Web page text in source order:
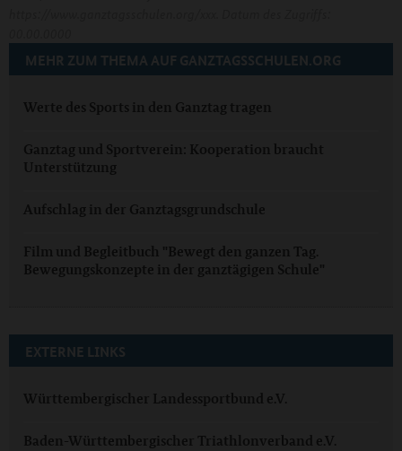
MEHR ZUM THEMA AUF GANZTAGSSCHULEN.ORG
Werte des Sports in den Ganztag tragen
Ganztag und Sportverein: Kooperation braucht
Unterstützung
Aufschlag in der Ganztagsgrundschule
Film und Begleitbuch "Bewegt den ganzen Tag.
Bewegungskonzepte in der ganztägigen Schule"
EXTERNE LINKS
Württembergischer Landessportbund e.V.
Baden-Württembergischer Triathlonverband e.V.